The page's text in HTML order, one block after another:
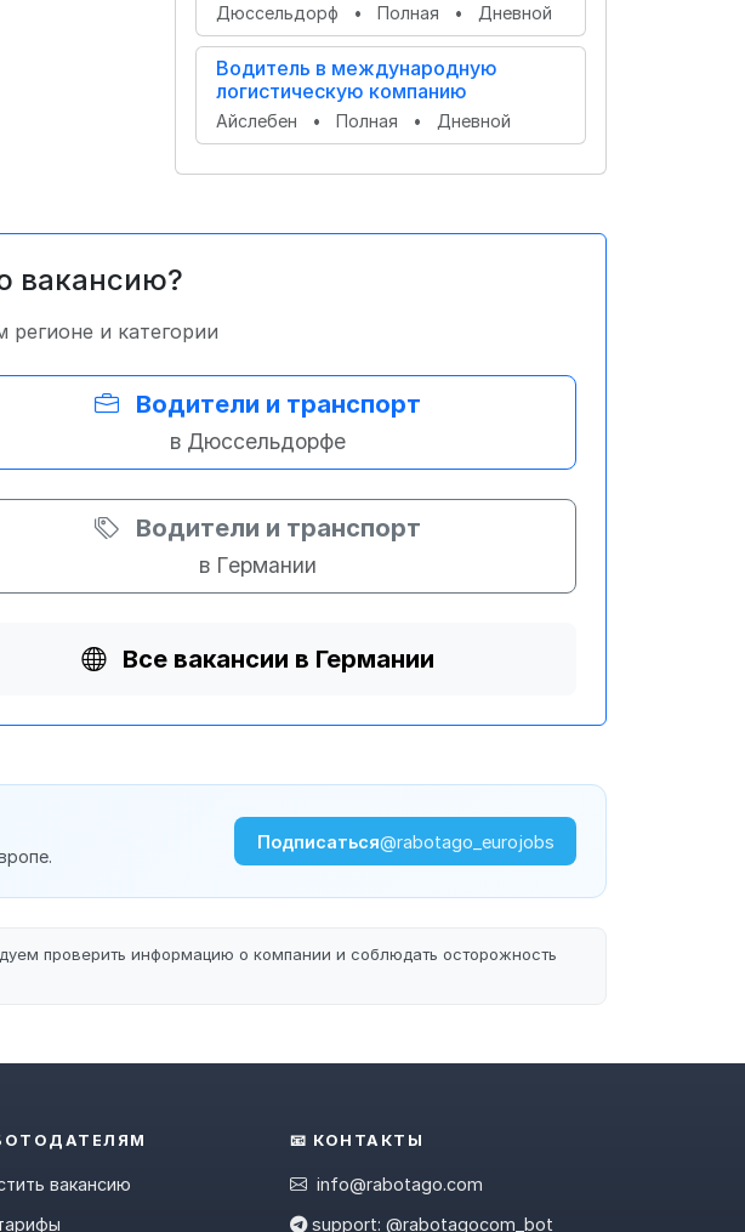
Дюссельдорф • Полная • Дневной
Водитель в международную
логистическую компанию
Айслебен • Полная • Дневной
вакансию?
и категории
Водители и транспорт
в Дюссельдорфе
Водители и транспорт
в Германии
Все вакансии в Германии
Подписаться@rabotago_eurojobs
проверить информацию о компании и соблюдать осторожность
вакансию
📧 КОНТАКТЫ
info@rabotago.com
support: @rabotagocom_bot